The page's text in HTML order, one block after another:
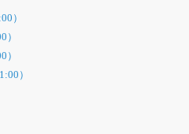
）
）
）
）